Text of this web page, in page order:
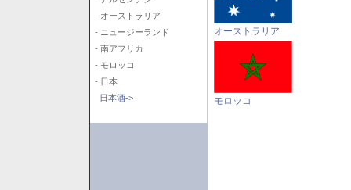
- オーストラリア
- ニュージーランド
- 南アフリカ
- モロッコ
- 日本
日本酒->
オーストラリア
モロッコ